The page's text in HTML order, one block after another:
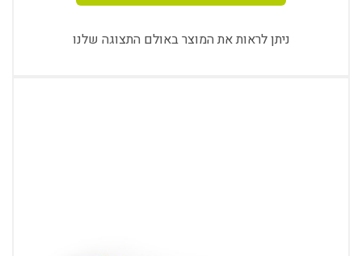
ניתן לראות את המוצר באולם התצוגה שלנו